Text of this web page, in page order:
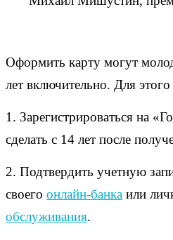
Оформить карту могут
лет включительно. Для
1. Зарегистрироваться на
сделать с 14 лет после
2. Подтвердить учетную
своего онлайн-банка или
обслуживания.